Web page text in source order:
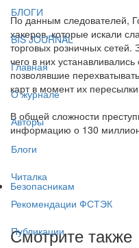
БЛОГИ
BIS JOURNAL
Главная
О журнале
Авторы
Блоги
Читалка
Рекомендации ФСТЭК
Публикации
По данным следователей,
хакеров, которые искали
торговых розничных
чего в них
позволявшие
карт в момент их
В общей сложности
информацию о 130
Безопасникам
Смотрите также